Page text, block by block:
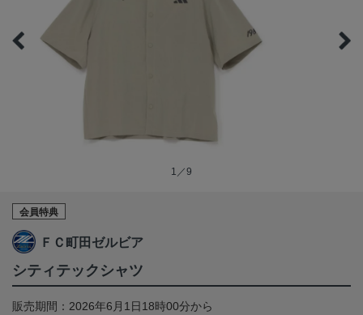
1／9
会員特典
ＦＣ町田ゼルビア
シティテックシャツ
販売期間：2026年6月1日18時00分から